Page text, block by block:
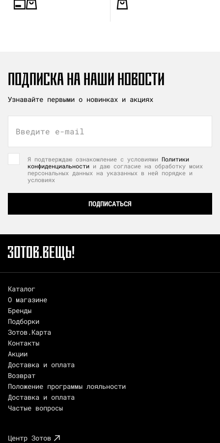
ПОДПИСКА НА НАШИ НОВОСТИ
Узнавайте первыми о новинках и акциях
Введите e-mail
Я подтверждаю ознакомление с условиями Политики
конфиденциальности и даю согласие на обработку моих
персональных данных на указанных в ней порядке и
условиях
ПОДПИСАТЬСЯ
Каталог
О магазине
Бренды
Подборки
Зотов.Карта
Контакты
Акции
Доставка и оплата
Возврат
Положение программы лояльности
Доставка и оплата
Частые вопросы
Центр Зотов